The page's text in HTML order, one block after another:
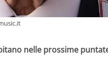
nelle prossime